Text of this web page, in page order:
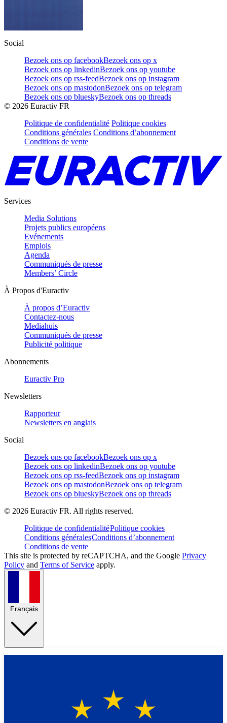
Social
Bezoek ons op facebookBezoek ons op x
Bezoek ons op linkedinBezoek ons op youtube
Bezoek ons op rss-feedBezoek ons op instagram
Bezoek ons op mastodonBezoek ons op telegram
Bezoek ons op blueskyBezoek ons op threads
© 2026 Euractiv FR
Politique de confidentialité Politique cookies
Conditions générales Conditions d’abonnement
Conditions de vente
Services
Media Solutions
Projets publics européens
Evénements
Emplois
Agenda
Communiqués de presse
Members’ Circle
À Propos d'Euractiv
À propos d’Euractiv
Contactez-nous
Mediahuis
Communiqués de presse
Publicité politique
Abonnements
Euractiv Pro
Newsletters
Rapporteur
Newsletters en anglais
Social
Bezoek ons op facebookBezoek ons op x
Bezoek ons op linkedinBezoek ons op youtube
Bezoek ons op rss-feedBezoek ons op instagram
Bezoek ons op mastodonBezoek ons op telegram
Bezoek ons op blueskyBezoek ons op threads
© 2026 Euractiv FR. All rights reserved.
Politique de confidentialitéPolitique cookies
Conditions généralesConditions d’abonnement
Conditions de vente
This site is protected by reCAPTCHA, and the Google Privacy
Policy and Terms of Service apply.
Français